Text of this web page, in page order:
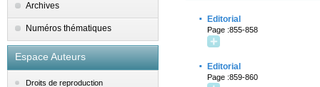
Archives
Numéros thématiques
Espace Auteurs
Droits de reproduction
· Editorial
Page :855-858
· Editorial
Page :859-860